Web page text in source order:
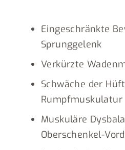
Eingeschränkte
Sprunggelenk
Verkürzte
Schwäche der
Rumpfmuskulatur
Muskuläre
Oberschenkel-